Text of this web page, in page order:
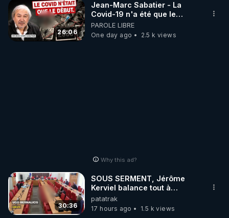
26:06
Jean-Marc Sabatier - La
Covid-19 n'a été que le
début - L'ARNm & l'ARNm-aa
jusqu où auront-t-il ?
PAROLE LIBRE
One day ago
2.5 k views
Why this ad?
30:36
SOUS SERMENT, Jérôme
Kerviel balance tout à
l'Assemblée !
patatrak
17 hours ago
1.5 k views